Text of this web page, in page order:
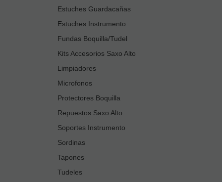
Estuches Guardacañas
Estuches Instrumento
Fundas Boquilla/Tudel
Kits Accesorios Saxo Alto
Limpiadores
Microfonos
Protectores Boquilla
Repuestos Saxo Alto
Soportes Instrumento
Sordinas
Tapones
Tudeles